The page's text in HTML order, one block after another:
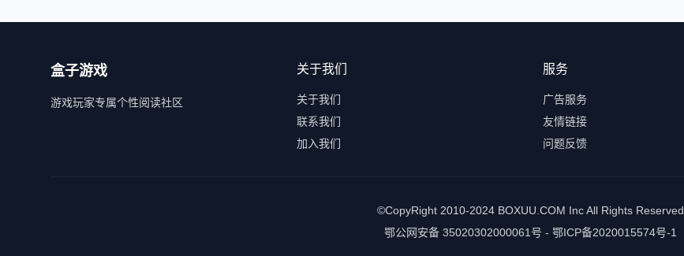
盒子游戏
游戏玩家专属个性阅读社区
关于我们
关于我们
联系我们
加入我们
服务
广告服务
友情链接
问题反馈
©CopyRight 2010-2024 BOXUU.COM Inc All Rights Reserved
鄂公网安备 35020302000061号 - 鄂ICP备2020015574号-1